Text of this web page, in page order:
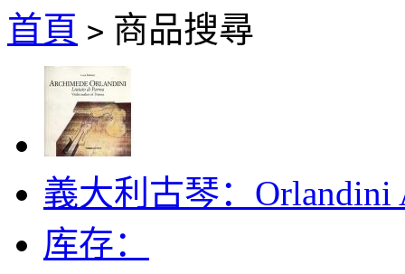
首頁 > 商品搜尋
義大利古琴：Orlandini
库存：